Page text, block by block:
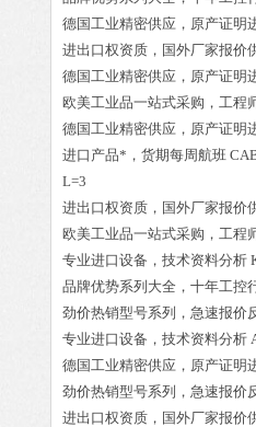
德国工业精密供应，原产证明
进出口权资质，国外厂家报价
德国工业精密供应，原产证明
欧美工业品一站式采购，工程
德国工业精密供应，原产证明
进口产品*，货期每周航班
L=3
进出口权资质，国外厂家报价
欧美工业品一站式采购，工程
专业进口设备，技术资料分析
品牌优势系列大全，十年工控
劲价热销型号系列，急速报价
专业进口设备，技术资料分析
德国工业精密供应，原产证明
劲价热销型号系列，急速报价
进出口权资质，国外厂家报价